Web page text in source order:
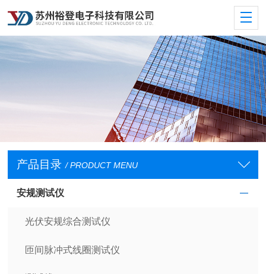
产品目录 / PRODUCT MENU
安规测试仪
光伏安规综合测试仪
匝间脉冲式线圈测试仪